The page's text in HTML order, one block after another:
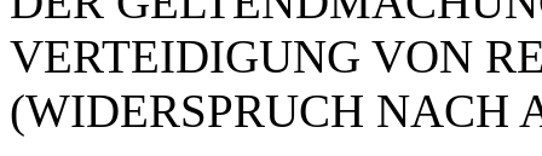
VERTEIDIGUNG VON
(WIDERSPRUCH NACH